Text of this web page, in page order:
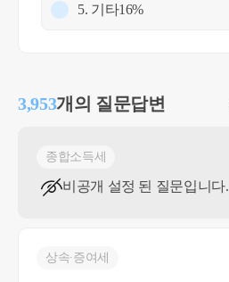
5. 기타16%
3,953개의 질문답변
종합소득세
비공개 설정 된 질문입니다.
상속∙증여세